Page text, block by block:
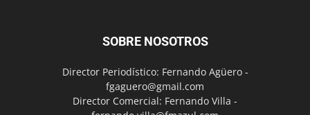
SOBRE NOSOTROS
Director Periodístico: Fernando Agüero -
fgaguero@gmail.com
Director Comercial: Fernando Villa -